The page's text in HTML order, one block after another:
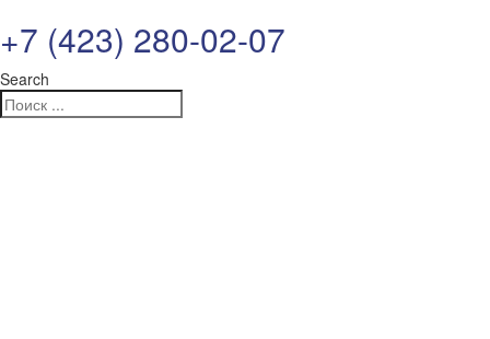
+7 (423) 280-02-07
Search